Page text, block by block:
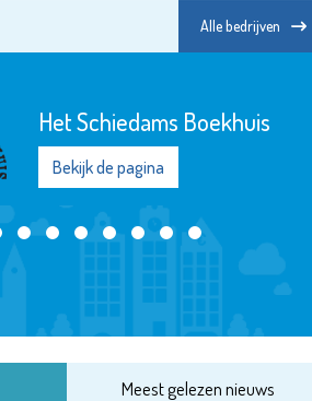
Alle bedrijven
Het Schiedams Boekhuis
Bekijk de pagina
Meest gelezen nieuws